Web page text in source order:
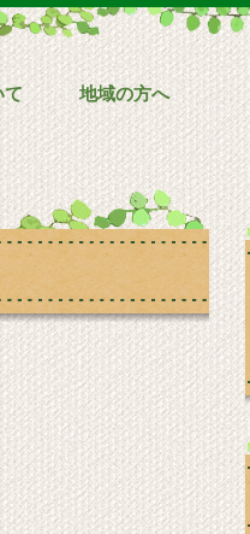
て 地域の方へ